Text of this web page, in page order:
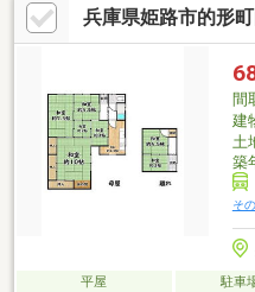
兵庫県姫路市的形
間
建
土
築
そ
平屋 駐車